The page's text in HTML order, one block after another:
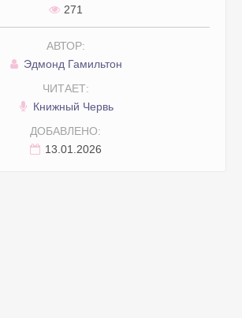
271
АВТОР:
Эдмонд Гамильтон
ЧИТАЕТ:
Книжный Червь
ДОБАВЛЕНО:
13.01.2026